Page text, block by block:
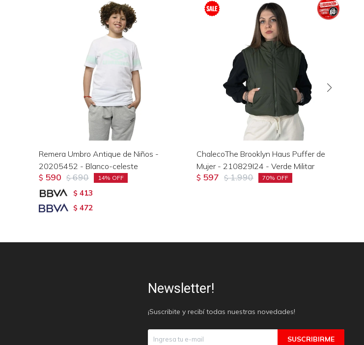
Remera Umbro Antique de Niños -
20205452 - Blanco-celeste
$ 590 $ 690 14
$ 413
$ 472
ChalecoThe Brooklyn Haus Puffer de
Mujer - 210829I24 - Verde Militar
$ 597 $ 1.990 70
Newsletter!
¡Suscribite y recibí todas nuestras novedades!
SUSCRIBIRME